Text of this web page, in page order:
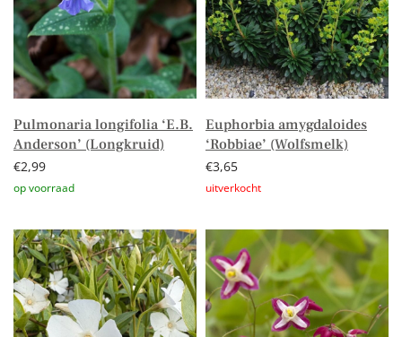
Pulmonaria longifolia ‘E.B.
Anderson’ (Longkruid)
€2,99
Euphorbia amygdaloides
‘Robbiae’ (Wolfsmelk)
€3,65